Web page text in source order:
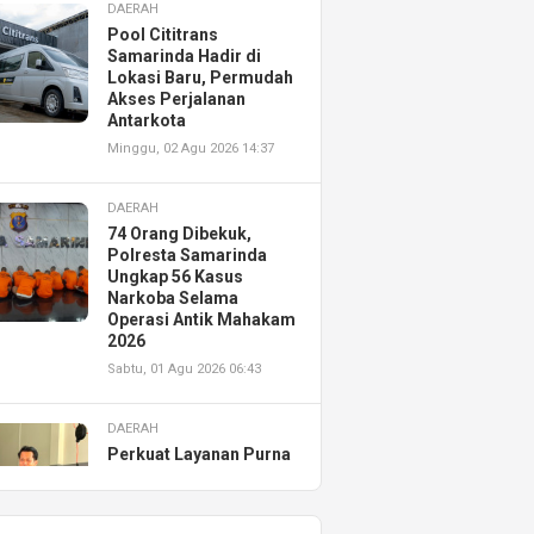
DAERAH
Pool Cititrans
Samarinda Hadir di
Lokasi Baru, Permudah
Akses Perjalanan
Antarkota
Minggu, 02 Agu 2026 14:37
DAERAH
74 Orang Dibekuk,
Polresta Samarinda
Ungkap 56 Kasus
Narkoba Selama
Operasi Antik Mahakam
2026
Sabtu, 01 Agu 2026 06:43
DAERAH
Perkuat Layanan Purna
Resmikan AHASS